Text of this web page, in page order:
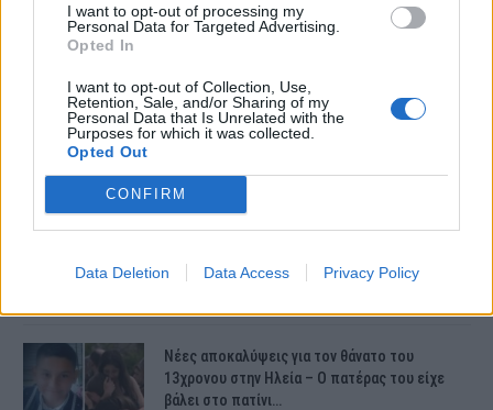
I want to opt-out of processing my
Personal Data for Targeted Advertising.
Opted In
I want to opt-out of Collection, Use,
Retention, Sale, and/or Sharing of my
Personal Data that Is Unrelated with the
Purposes for which it was collected.
Opted Out
CONFIRM
Data Deletion Data Access Privacy Policy
ΤΕΛΕΥΤΑΙΕΣ ΕΙΔΗΣΕΙΣ
γίνουν οι πληρωμές;
Νέες αποκαλύψεις για τον θάνατο του
13χρονου στην Ηλεία – Ο πατέρας του είχε
βάλει στο πατίνι…